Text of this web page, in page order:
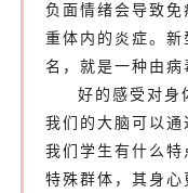
负面情绪会导致
重体内的炎症。
名，就是一种由病
好的感受对身
我们的大脑可以通
我们学生有什么
特殊群体，其身